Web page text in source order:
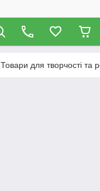
Товари для творчості та